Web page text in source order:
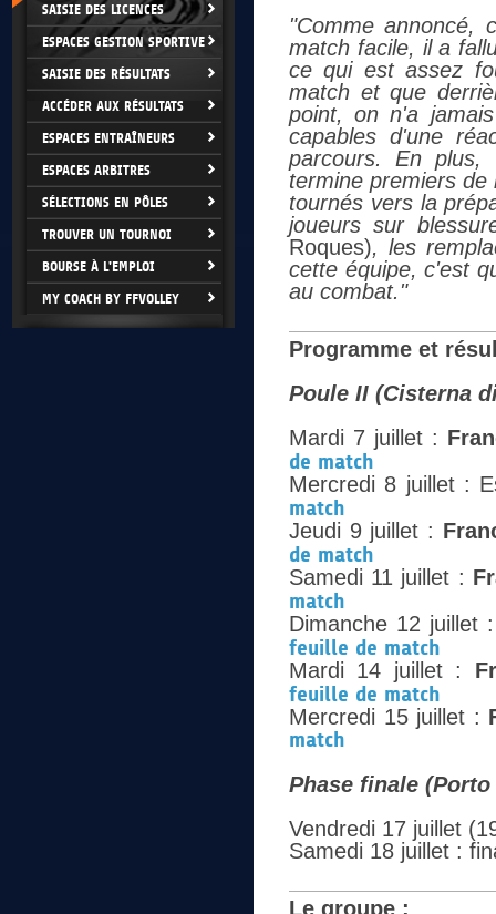
SAISIE DES LICENCES
ESPACES GESTION SPORTIVE
SAISIE DES RÉSULTATS
ACCÉDER AUX RÉSULTATS
ESPACES ENTRAÎNEURS
ESPACES ARBITRES
SÉLECTIONS EN PÔLES
TROUVER UN TOURNOI
BOURSE À L'EMPLOI
MY COACH BY FFVOLLEY
"Comme annoncé,
match facile, il a
ce qui est assez
match et que
point, on n'a
capables d'une
parcours. En
termine premiers
tournés vers la
joueurs sur
Roques), les
cette équipe, c'est
au combat."
Programme et
Poule II (Cisterna
Mardi 7 juillet :
de match
Mercredi 8 juillet :
match
Jeudi 9 juillet :
de match
Samedi 11 juillet :
match
Dimanche 12 juillet
feuille de match
Mardi 14 juillet :
feuille de match
Mercredi 15 juillet :
match
Phase finale
Vendredi 17 juillet
Samedi 18 juillet :
Le groupe :